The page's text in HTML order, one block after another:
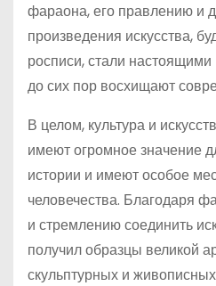
фараона, его правлению и
произведения искусства,
росписи, стали
до сих пор восхищают
В целом, культура и
имеют огромное значение
истории и имеют особое
человечества. Благодаря
и стремлению соединить
получил образцы великой
скульптурных и